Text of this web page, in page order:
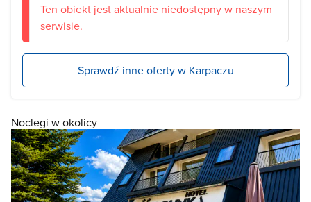
Ten obiekt jest aktualnie niedostępny w naszym
serwisie.
Sprawdź inne oferty w Karpaczu
Noclegi w okolicy